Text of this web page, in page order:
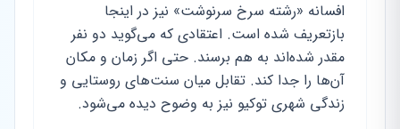
افسانه «رشته سرخ سرنوشت» نیز در اینجا
بازتعریف شده است. اعتقادی که می‌گوید دو نفر
مقدر شده‌اند به هم برسند. حتی اگر زمان و مکان
آن‌ها را جدا کند. تقابل میان سنت‌های روستایی و
زندگی شهری توکیو نیز به وضوح دیده می‌شود.